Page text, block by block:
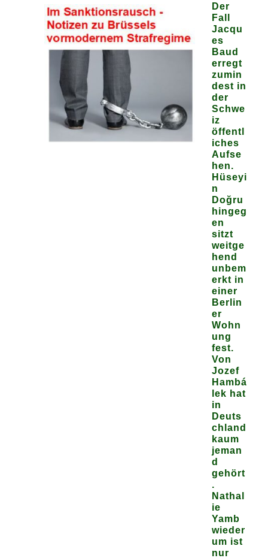
Der
Fall
Jacqu
es
Baud
erregt
zumin
dest in
der
Schwe
iz
öffentl
iches
Aufse
hen.
Hüseyi
n
Doğru
hingeg
en
sitzt
weitge
hend
unbem
erkt in
einer
Berlin
er
Wohn
ung
fest.
Von
Jozef
Hambá
lek hat
in
Deuts
chland
kaum
jeman
d
gehört
.
Nathal
ie
Yamb
wieder
um ist
nur